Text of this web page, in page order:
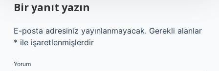
Bir yanıt yazın
E-posta adresiniz yayınlanmayacak. Gerekli alanlar
* ile işaretlenmişlerdir
Yorum